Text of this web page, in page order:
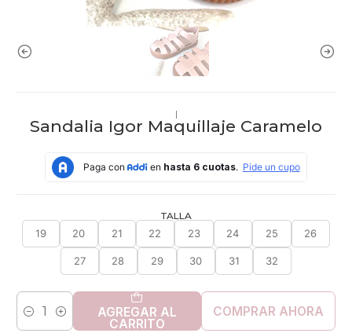
|
Sandalia Igor Maquillaje Caramelo
TALLA
19
20 21 22 23 24 25 26
27 28 29 30 31 32
Cantidad AGREGAR AL
CARRITO
COMPRAR AHORA